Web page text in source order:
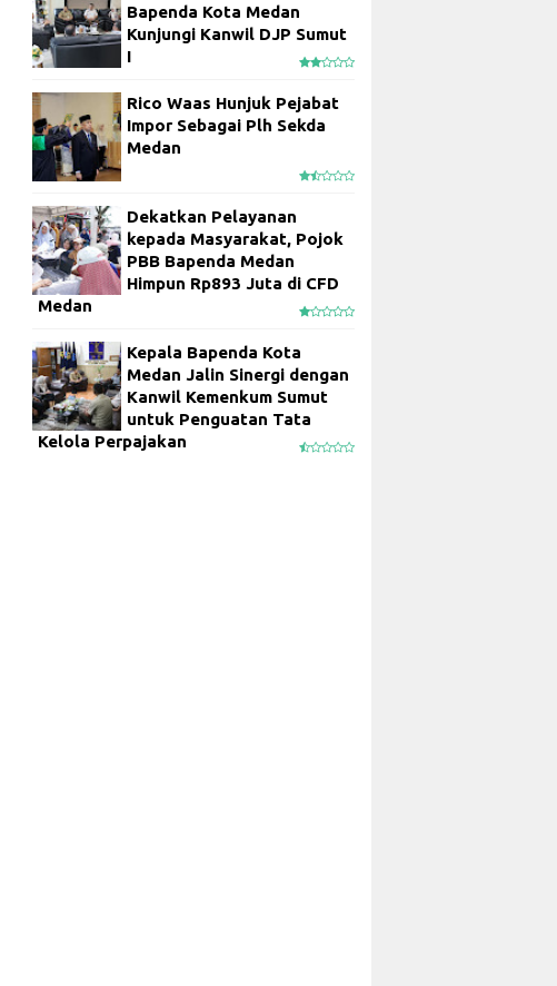
Bapenda Kota Medan
Kunjungi Kanwil DJP Sumut
I
Rico Waas Hunjuk Pejabat
Impor Sebagai Plh Sekda
Medan
Dekatkan Pelayanan
kepada Masyarakat, Pojok
PBB Bapenda Medan
Himpun Rp893 Juta di CFD
Medan
Kepala Bapenda Kota
Medan Jalin Sinergi dengan
Kanwil Kemenkum Sumut
untuk Penguatan Tata
Kelola Perpajakan